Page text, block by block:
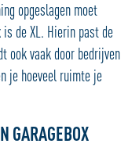
opgeslagen moet
is de XL. Hierin past de
ook vaak door bedrijven
je hoeveel ruimte je
GARAGEBOX